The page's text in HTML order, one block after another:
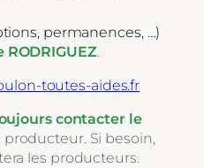
permanences, …)
RODRIGUEZ.
toutes-aides.fr
contacter le
Si besoin,
les producteurs.